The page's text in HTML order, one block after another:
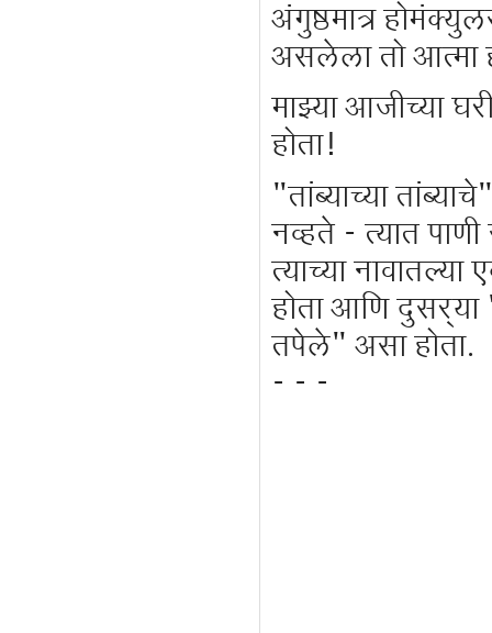
अंगुष्ठमात्र
असलेला तो आत्मा
माझ्या आजीच्या
होता!
"तांब्याच्या
नव्हते - त्यात
त्याच्या
होता आणि दुसर्‍या
तपेले" असा होता.
- - -